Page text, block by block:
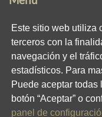
Este sitio web utiliza
terceros con la
navegación y el
estadísticos. Para
Puede aceptar todas
botón “Aceptar” o
panel de
Nuestra Firma
Contacta
RB en los medios
Aviso Legal
Redes Sociales